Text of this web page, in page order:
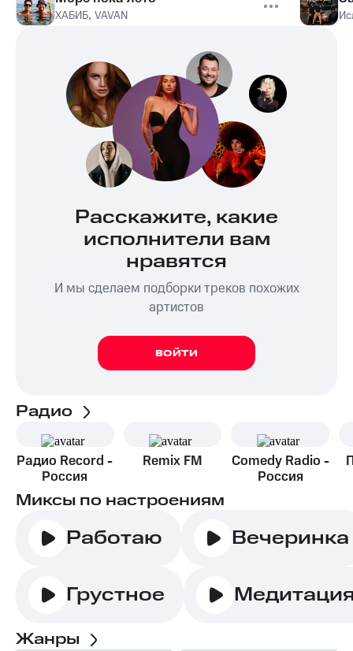
ХАБИБ, VAVAN
Расскажите, какие
исполнители вам
нравятся
И мы сделаем подборки треков похожих
артистов
ВОЙТИ
Радио
Радио Record -
Россия
Remix FM
Comedy Radio -
Россия
Миксы по настроениям
Работаю Вечеринка
Грустное
Жанры